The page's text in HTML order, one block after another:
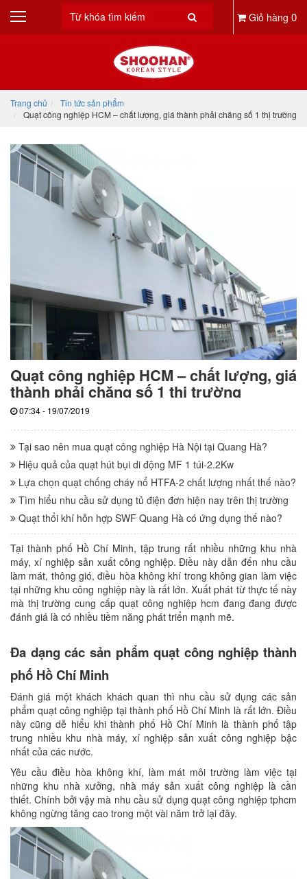
Giỏ hàng 0
Trang chủ
Tin tức sản phẩm
Quạt công nghiệp HCM – chất lượng, giá thành phải chăng số 1 thị trường
Quạt công nghiệp HCM – chất lượng, giá
thành phải chăng số 1 thị trường
07:34 - 19/07/2019
Tại sao nên mua quạt công nghiệp Hà Nội tại Quang Hà?
Hiệu quả của quạt hút bụi di động MF 1 túi-2.2Kw
Lựa chọn quạt chống cháy nổ HTFA-2 chất lượng nhất thế nào?
Tìm hiểu nhu cầu sử dụng tủ điện đơn hiện nay trên thị trường
Quạt thổi khí hỗn hợp SWF Quang Hà có ứng dụng thế nào?
Tại thành phố Hồ Chí Minh, tập trung rất nhiều những khu nhà
máy, xí nghiệp sản xuất công nghiệp. Điều này dẫn đến nhu cầu
làm mát, thông gió, điều hòa không khí trong không gian làm việc
tại những khu công nghiệp này là rất lớn. Xuất phát từ thực tế này
mà thị trường cung cấp quạt công nghiệp hcm đang đang được
đánh giá là có nhiều tiềm năng phát triển mạnh mẽ.
Đa dạng các sản phẩm quạt công nghiệp thành
phố Hồ Chí Minh
Đánh giá một khách khách quan thì nhu cầu sử dụng các sản
phẩm quạt công nghiệp tại thành phố Hồ Chí Minh là rất lớn. Điều
này cũng dễ hiểu khi thành phố Hồ Chí Minh là thành phố tập
trung nhiều khu nhà máy, xí nghiệp sản xuất công nghiệp bậc
nhất của các nước.
Yêu cầu điều hòa không khí, làm mát môi trường làm việc tại
những khu nhà xưởng, nhà máy sản xuất công nghiệp là cần
thiết. Chính bởi vậy mà nhu cầu sử dụng quạt công nghiệp tphcm
không ngừng tăng cao trong một vài năm trở lại đây.